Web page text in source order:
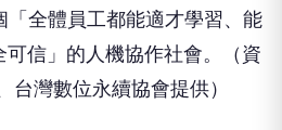
「全體員工都能適才學習、能
信」的人機協作社會。（資
台灣數位永續協會提供）